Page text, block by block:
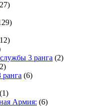
3 ранга (2)
(6)
(1)
Армия: (6)